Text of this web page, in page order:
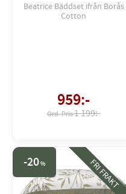
Beatrice Bäddset ifrån Borås
Cotton
959:-
1 199:-
20% FRI FRAKT